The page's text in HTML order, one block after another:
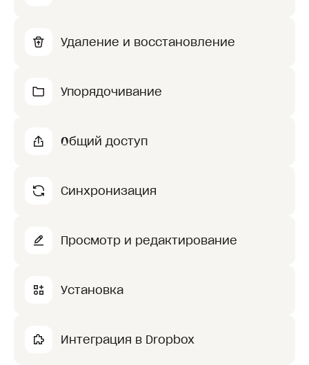
Удаление и восстановление
Упорядочивание
Общий доступ
Синхронизация
Просмотр и редактирование
Установка
Интеграция в Dropbox